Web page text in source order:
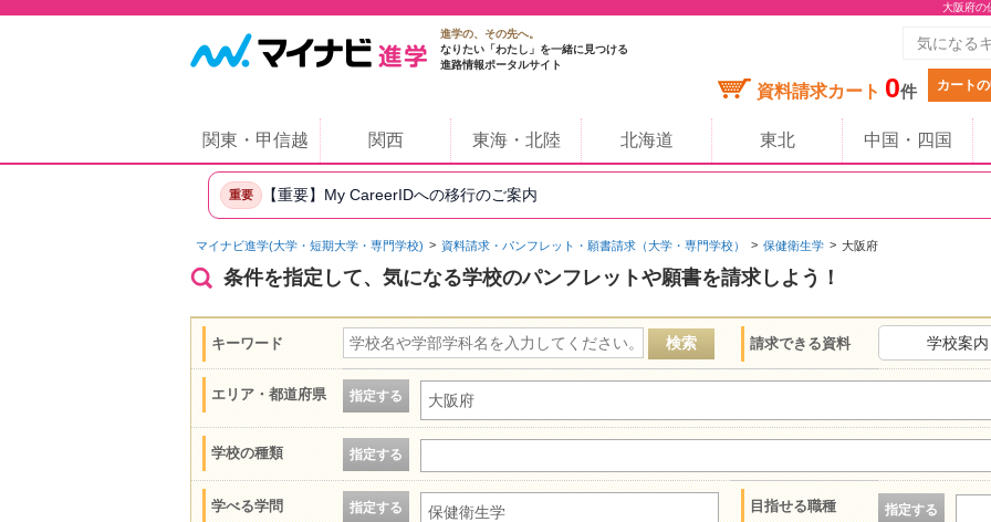
大阪府の
進学の、その先へ。
なりたい「わたし」を一緒に見つける
進路情報ポータルサイト
資料請求カート 0件 カート
関東・甲信越 関西 東海・北陸 北海道 東北 中国・四国
重要 【重要】My CareerIDへの移行のご案内
マイナビ進学(大学・短期大学・専門学校) 資料請求・パンフレット・願書請求（大学・専門学校） 保健衛生学 大阪府
条件を指定して、気になる学校のパンフレットや願書を請求しよう！
キーワード 請求できる資料 学校案内
エリア・都道府県 指定する 大阪府
学校の種類 指定する
学べる学問 指定する 保健衛生学 目指せる職種 指定する